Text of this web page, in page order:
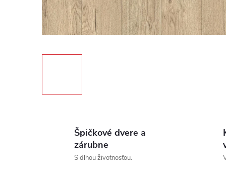
Špičkové dvere a
zárubne
S dlhou životnosťou.